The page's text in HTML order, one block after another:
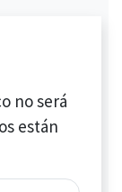
no será
están